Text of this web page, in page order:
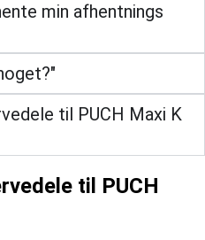
min afhentnings
til PUCH Maxi K
til PUCH